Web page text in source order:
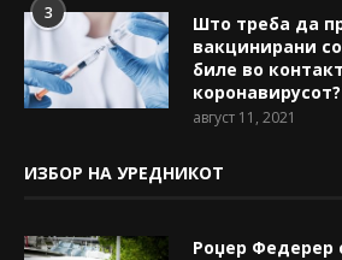
3
Што треба да
вакцинирани
биле во
коронавирусот?
август 11, 2021
ИЗБОР НА УРЕДНИКОТ
Роџер Федерер